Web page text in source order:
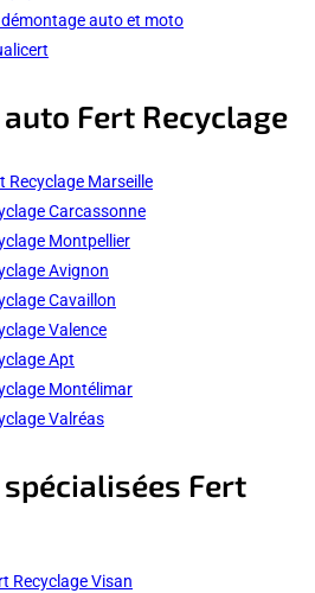
auto et moto
Fert Recyclage
Recyclage Marseille
Carcassonne
Montpellier
Avignon
Cavaillon
Valence
Apt
Montélimar
Valréas
Fert
Recyclage Visan